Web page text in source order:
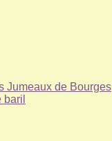
Jumeaux de Bourges